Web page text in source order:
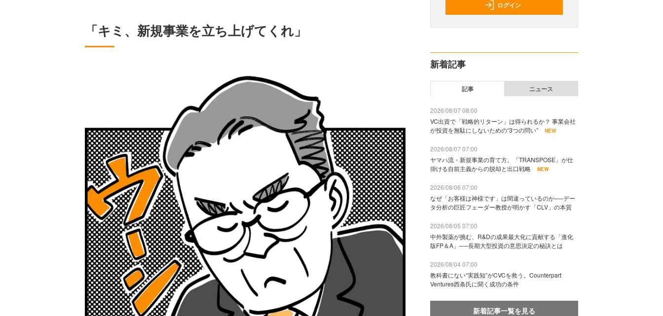
「キミ、新規事業を立ち上げてくれ」
ログイン
新着記事
記事 ニュース
2026/08/07 08:00
VC出資で「戦略的リターン」は得られるか？ 事業会社
が投資を無駄にしないための“3つの問い”
NEW
2026/08/07 07:00
ヤマハ流・新規事業の育て方。「TRANSPOSE」が仕
掛ける自前主義からの脱却と出口戦略
NEW
2026/08/06 07:00
なぜ「お客様は神様です」は間違っているのか──デー
タ分析の巨匠フェーダー教授が明かす「CLV」の本質
2026/08/05 07:00
中外製薬が挑む、R&Dの成果最大化に貢献する「進化
版FP＆A」──長期大型投資の意思決定の秘訣とは
2026/08/04 07:00
教科書にない“実践知”がCVCを救う。Counterpart
Ventures西条氏に聞く成功の条件
新着記事一覧を見る